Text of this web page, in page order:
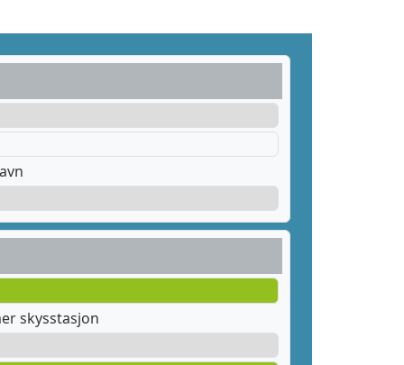
skysstasjon